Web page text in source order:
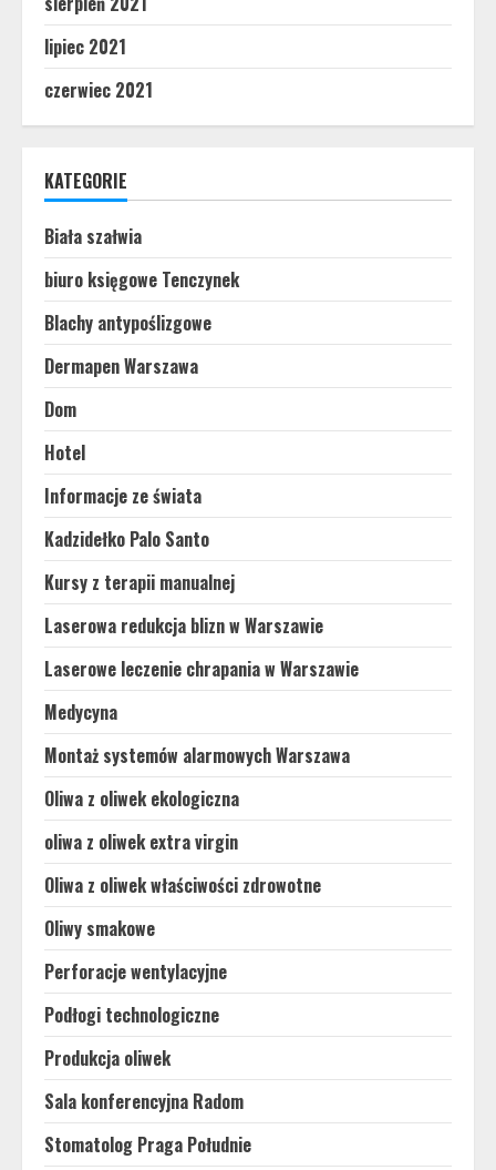
lipiec 2021
czerwiec 2021
KATEGORIE
Biała szałwia
biuro księgowe Tenczynek
Blachy antypoślizgowe
Dermapen Warszawa
Dom
Hotel
Informacje ze świata
Kadzidełko Palo Santo
Kursy z terapii manualnej
Laserowa redukcja blizn w Warszawie
Laserowe leczenie chrapania w Warszawie
Medycyna
Montaż systemów alarmowych Warszawa
Oliwa z oliwek ekologiczna
oliwa z oliwek extra virgin
Oliwa z oliwek właściwości zdrowotne
Oliwy smakowe
Perforacje wentylacyjne
Podłogi technologiczne
Produkcja oliwek
Sala konferencyjna Radom
Stomatolog Praga Południe